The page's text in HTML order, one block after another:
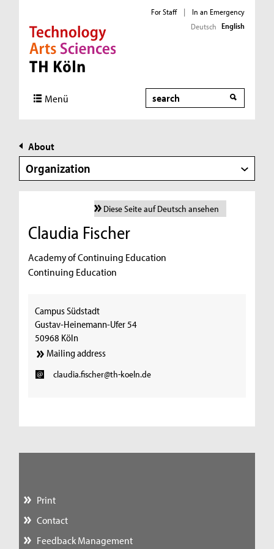
Direkt zur Hauptnavigation
Direkt zur Subnavigation
Direkt zum Inhalt
Direkt zum Fußbereich
For Staff |
In an Emergency
Deutsch English
Menü Search
About
Organization
Diese Seite auf Deutsch ansehen
Claudia Fischer
Academy of Continuing Education
Continuing Education
Campus Südstadt
Gustav-Heinemann-Ufer 54
50968 Köln
Mailing address
claudia.fischer@th-koeln.de
Print
Contact
Feedback Management